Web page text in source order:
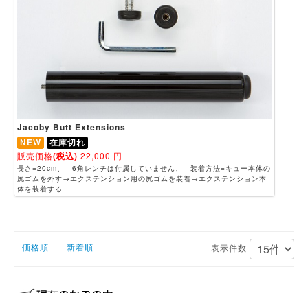
Jacoby Butt Extensions
NEW
在庫切れ
販売価格(税込) 22,000 円
長さ=20cm、 6角レンチは付属していません、 装着方法=キュー本体の
尻ゴムを外す→エクステンション用の尻ゴムを装着→エクステンション本
体を装着する
価格順 新着順 表示件数